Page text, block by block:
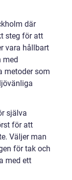
där
steg för att
vara hållbart
med
metoder som
själva
för att
Väljer man
för tak och
med ett